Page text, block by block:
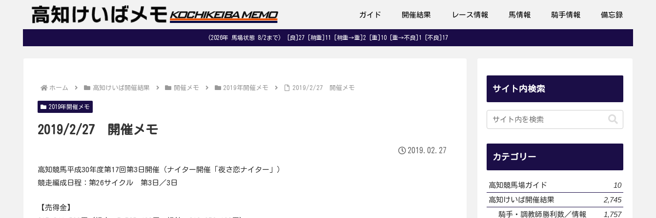
ガイド 開催結果 レース情報 馬情報 騎手情報 備忘録
(2026年 馬場状態 8/2まで) [良]27 [稍重]11 [稍重→重]2 [重]10 [重→不良]1 [不良]17
ホーム 高知けいば開催結果 開催メモ 2019年開催メモ 2019/2/27 開催メモ
2019年開催メモ
2019/2/27 開催メモ
2019.02.27
高知競馬平成30年度第17回第3日開催（ナイター開催「夜さ恋ナイター」）
競走編成日程：第26サイクル 第3日／3日
【売得金】
サイト内検索
カテゴリー
高知競馬場ガイド 10
高知けいば開催結果 2,745
騎手・調教師勝利数／情報 1,757